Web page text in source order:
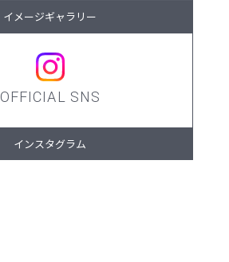
イメージギャラリー
OFFICIAL SNS
インスタグラム